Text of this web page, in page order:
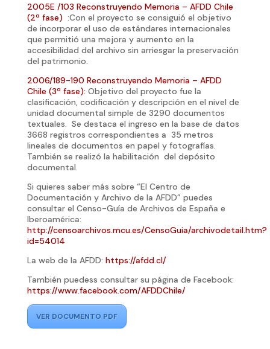
2005E /103 Reconstruyendo Memoria – AFDD Chile
(2ª fase) :Con el proyecto se consiguió el objetivo
de incorporar el uso de estándares internacionales
que permitió una mejora y aumento en la
accesibilidad del archivo sin arriesgar la preservación
del patrimonio.
2006/189-190 Reconstruyendo Memoria – AFDD
Chile (3ª fase): Objetivo del proyecto fue la
clasificación, codificación y descripción en el nivel de
unidad documental simple de 3290 documentos
textuales. Se destaca el ingreso en la base de datos
3668 registros correspondientes a 35 metros
lineales de documentos en papel y fotografías.
También se realizó la habilitación del depósito
documental.
Si quieres saber más sobre “El Centro de
Documentación y Archivo de la AFDD” puedes
consultar el Censo-Guía de Archivos de España e
Iberoamérica:
http://censoarchivos.mcu.es/CensoGuia/archivodetail.htm?
id=54014
La web de la AFDD: https://afdd.cl/
También puedess consultar su página de Facebook:
https://www.facebook.com/AFDDChile/
VER DOCUMENTO PDF